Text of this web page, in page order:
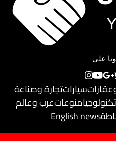
على
سياراتتجارة وصناعة
منوعاتعرب وعالم
English news